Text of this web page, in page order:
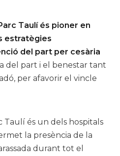
Taulí és pioner en
estratègies
del part per cesària
del part i el benestar tant
per afavorir el vincle
Taulí és un dels hospitals
la presència de la
durant tot el